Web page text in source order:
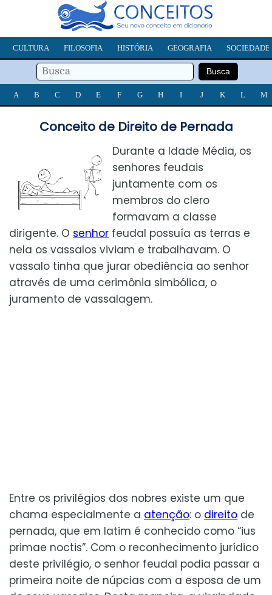
CULTURA FILOSOFIA HISTÓRIA GEOGRAFIA SOCIEDADE
A B C D E F G H I J K L M
Conceito de Direito de Pernada
Durante a Idade Média, os
senhores feudais
juntamente com os
membros do clero
formavam a classe
dirigente. O senhor feudal possuía as terras e
nela os vassalos viviam e trabalhavam. O
vassalo tinha que jurar obediência ao senhor
através de uma cerimônia simbólica, o
juramento de vassalagem.
Entre os privilégios dos nobres existe um que
chama especialmente a atenção: o direito de
pernada, que em latim é conhecido como “ius
primae noctis”. Com o reconhecimento jurídico
deste privilégio, o senhor feudal podia passar a
primeira noite de núpcias com a esposa de um